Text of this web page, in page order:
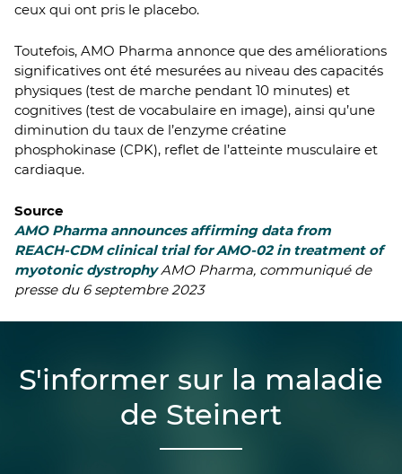
ceux qui ont pris le placebo.
Toutefois, AMO Pharma annonce que des améliorations
significatives ont été mesurées au niveau des capacités
physiques (test de marche pendant 10 minutes) et
cognitives (test de vocabulaire en image), ainsi qu’une
diminution du taux de l’enzyme créatine
phosphokinase (CPK), reflet de l’atteinte musculaire et
cardiaque.
Source
AMO Pharma announces affirming data from
REACH-CDM clinical trial for AMO-02 in treatment of
myotonic dystrophyAMO Pharma, communiqué de
presse du 6 septembre 2023
S'informer sur la maladie
de Steinert